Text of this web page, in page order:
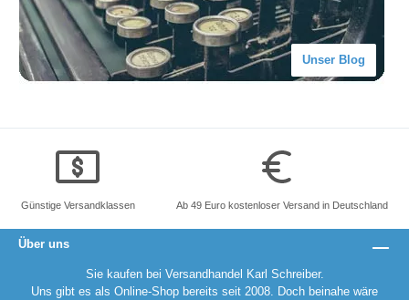
Unser Blog
Günstige Versandklassen Ab 49 Euro kostenloser Versand in Deutschland
Über uns
Sie kaufen bei Versandhandel Karl Schreiber.
Uns gibt es als Online-Shop bereits seit 2008. Doch beinahe wäre